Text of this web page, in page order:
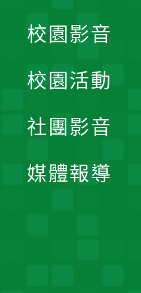
校園影音
校園活動
社團影音
媒體報導